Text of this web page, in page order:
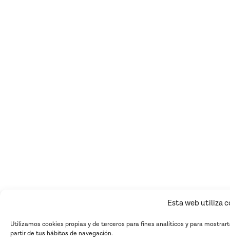
Esta web utiliza
Utilizamos cookies propias y de terceros para fines analíticos y para
partir de tus hábitos de navegación.